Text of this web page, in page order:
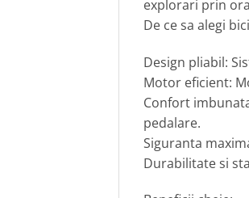
explorari prin
De ce sa alegi
Design pliabil:
Motor eficient:
Confort
pedalare.
Siguranta
Durabilitate si